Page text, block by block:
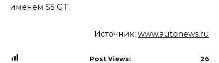
именем S5 GT.
Источник: www.autonews.ru
Post Views: 26